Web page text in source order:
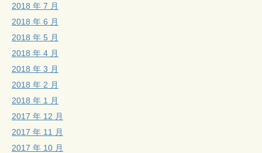
2018 年 7 月
2018 年 6 月
2018 年 5 月
2018 年 4 月
2018 年 3 月
2018 年 2 月
2018 年 1 月
2017 年 12 月
2017 年 11 月
2017 年 10 月